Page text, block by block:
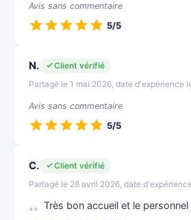
Avis sans commentaire
5/5
N.
Client vérifié
Partagé le 1 mai 2026, date d'expérience
Avis sans commentaire
5/5
C.
Client vérifié
Partagé le 28 avril 2026, date
Très bon accueil et le